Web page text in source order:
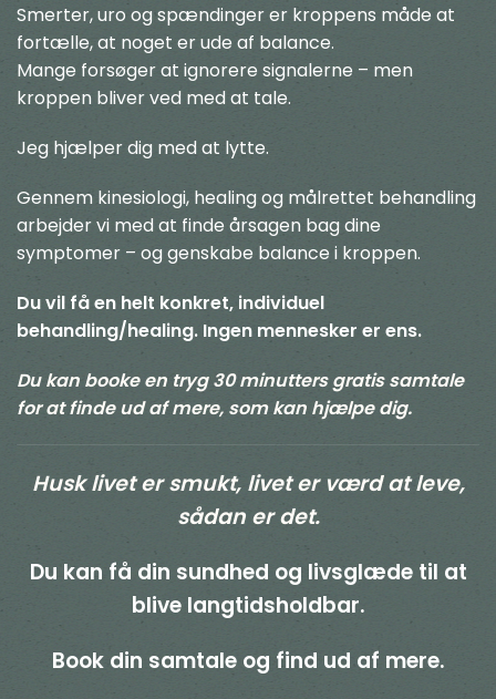
Smerter, uro og spændinger er kroppens måde at
fortælle, at noget er ude af balance.
Mange forsøger at ignorere signalerne – men
kroppen bliver ved med at tale.
Jeg hjælper dig med at lytte.
Gennem kinesiologi, healing og målrettet behandling
arbejder vi med at finde årsagen bag dine
symptomer – og genskabe balance i kroppen.
Du vil få en helt konkret, individuel
behandling/healing. Ingen mennesker er ens.
Du kan booke en tryg 30 minutters gratis samtale
for at finde ud af mere, som kan hjælpe dig.
Husk livet er smukt, livet er værd at leve,
sådan er det.
Du kan få din sundhed og livsglæde til at
blive langtidsholdbar.
Book din samtale og find ud af mere.